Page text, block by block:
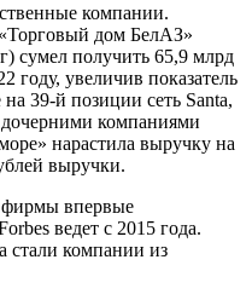
компании.
дом БелАЗ»
сумел получить 65,9 млрд
году, увеличив показатель
39-й позиции сеть Santa,
компаниями
нарастила выручку на
выручки.
фирмы впервые
ведет с 2015 года.
стали компании из